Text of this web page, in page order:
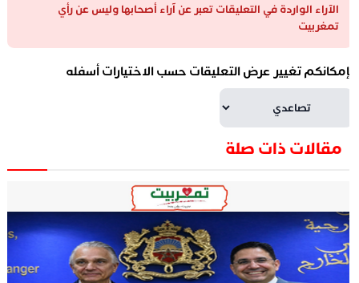
الآراء الواردة في التعليقات تعبر عن آراء أصحابها وليس عن رأي
تمغربيت
تغيير عرض التعليقات حسب الاختيارات أسفله
مقالات ذات صلة